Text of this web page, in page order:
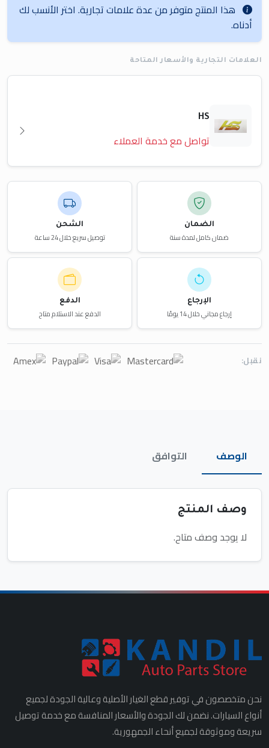
هذا المنتج متوفر من عدة علامات تجارية. اختر الأنسب لك
أدناه.
العلامات التجارية والأسعار المتاحة
HS
تواصل مع خدمة العملاء
الضمان
ضمان كامل لمدة سنة
الشحن
توصيل سريع خلال 24 ساعة
الإرجاع
إرجاع مجاني خلال 14 يومًا
الدفع
الدفع عند الاستلام متاح
نقبل:
الوصف التوافق
وصف المنتج
لا يوجد وصف متاح.
نحن متخصصون في توفير قطع الغيار الأصلية وعالية الجودة لجميع
أنواع السيارات. نضمن لك الجودة والأسعار المنافسة مع خدمة توصيل
سريعة وموثوقة لجميع أنحاء الجمهورية.